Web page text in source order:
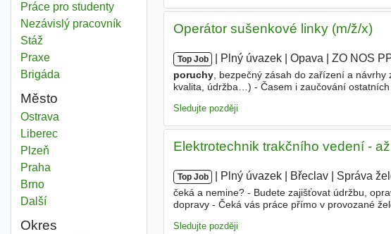
Práce pro studenty
Nezávislý pracovník
Stáž
Praxe
Brigáda
Město
Poruchy
Ostrava
Poruchy
Liberec
Poruchy
Plzeň
Poruchy
Praha
Poruchy
Brno
Dalšíměsta
Okres
Operátor sušenkové linky (m/ž/x)
Top Job Plný úvazek Opava ZO NOS
poruchy, bezpečný zásah do zařízení a návrhy
kvalita, údržba…) - Časem i zaučování
Sledujte později
Elektrotechnik trakčního vedení -
Top Job Plný úvazek Břeclav Správa
čeká a nemine? - Budete zajišťovat údržbu,
dopravy - Čeká vás práce přímo v provozané
Sledujte později